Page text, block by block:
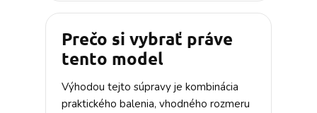
Prečo si vybrať práve
tento model
Výhodou tejto súpravy je kombinácia
praktického balenia, vhodného rozmeru